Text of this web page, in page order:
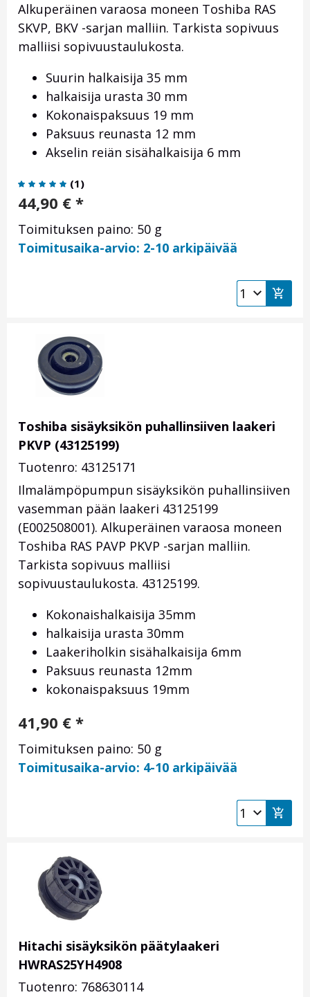
Alkuperäinen varaosa moneen Toshiba RAS
SKVP, BKV -sarjan malliin. Tarkista sopivuus
malliisi sopivuustaulukosta.
Suurin halkaisija 35 mm
halkaisija urasta 30 mm
Kokonaispaksuus 19 mm
Paksuus reunasta 12 mm
Akselin reiän sisähalkaisija 6 mm
(1)
44,90 € *
Toimituksen paino: 50 g
Toimitusaika-arvio: 2-10 arkipäivää
Toshiba sisäyksikön puhallinsiiven laakeri
PKVP (43125199)
Tuotenro: 43125171
Ilmalämpöpumpun sisäyksikön puhallinsiiven
vasemman pään laakeri 43125199
(E002508001). Alkuperäinen varaosa moneen
Toshiba RAS PAVP PKVP -sarjan malliin.
Tarkista sopivuus malliisi
sopivuustaulukosta. 43125199.
Kokonaishalkaisija 35mm
halkaisija urasta 30mm
Laakeriholkin sisähalkaisija 6mm
Paksuus reunasta 12mm
kokonaispaksuus 19mm
41,90 € *
Toimituksen paino: 50 g
Toimitusaika-arvio: 4-10 arkipäivää
Hitachi sisäyksikön päätylaakeri
HWRAS25YH4908
Tuotenro: 768630114